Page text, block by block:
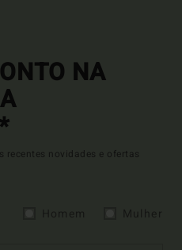
NA
recentes novidades e ofertas